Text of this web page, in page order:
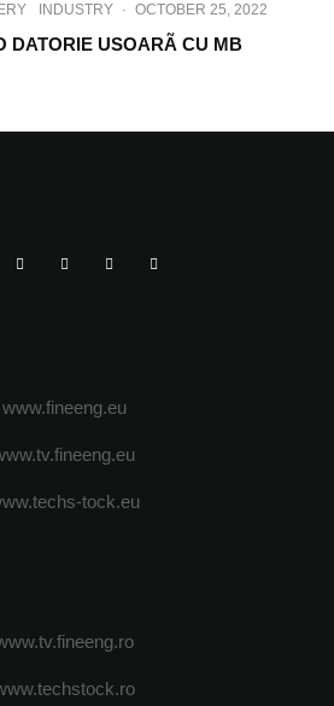
INDUSTRY · OCTOBER 25, 2022
DATORIE USOARÃ CU MB
www.fineeng.eu
tock.eu